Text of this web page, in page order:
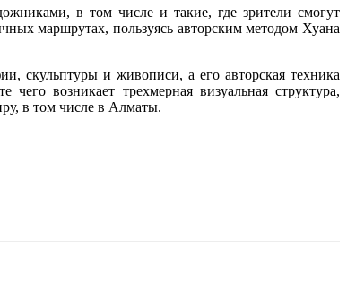
в том числе и такие, где зрители смогут
маршрутах, пользуясь авторским методом Хуана
скульптуры и живописи, а его авторская техника
возникает трехмерная визуальная структура,
в том числе в Алматы.